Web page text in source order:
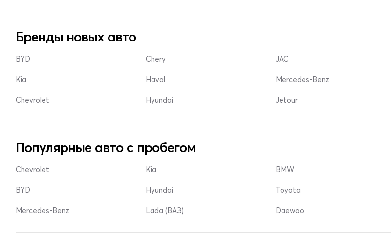
Бренды новых авто
BYD
Kia
Chevrolet
Chery
Haval
Hyundai
JAC
Mercedes-Benz
Jetour
Популярные авто с пробегом
Chevrolet
BYD
Mercedes-Benz
Kia
Hyundai
Lada (ВАЗ)
BMW
Toyota
Daewoo